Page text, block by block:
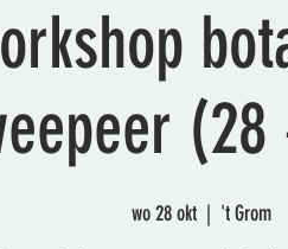
wo 28 okt
  |
't Grom